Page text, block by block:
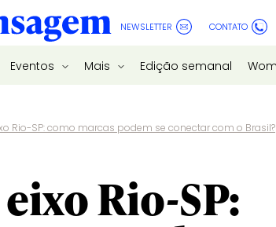
NEWSLETTER CONTATO
Eventos Mais Edição semanal
Rio-SP: como marcas podem se conectar com o Brasil?
Rio-SP: